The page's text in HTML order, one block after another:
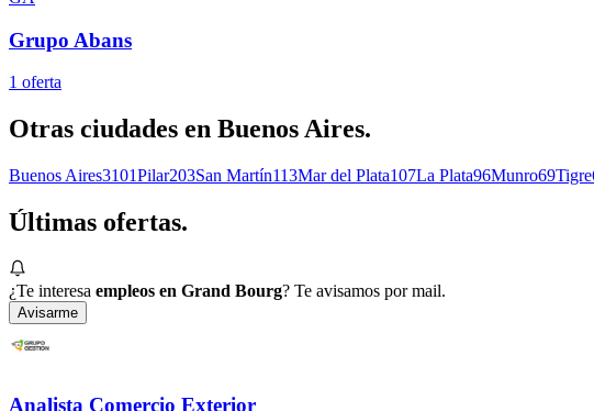
Grupo Abans
1 oferta
Otras ciudades en Buenos Aires.
Buenos Aires3101Pilar203San Martín113Mar del Plata107La Plata96Munro69Tigre
Últimas ofertas.
¿Te interesa empleos en Grand Bourg? Te avisamos por mail.
Avisarme
Analista Comercio Exterior